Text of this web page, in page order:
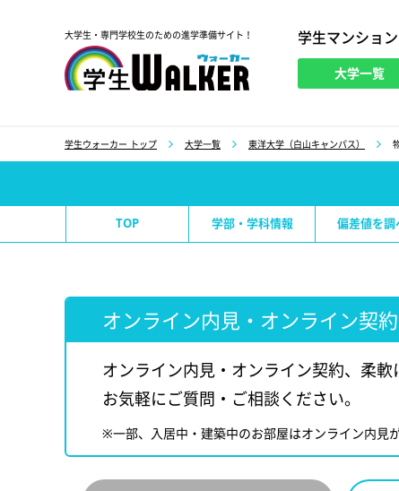
大学生・専門学校生のための進学準備サイト！ 学生マンショ
大学一覧
学生ウォーカー トップ 大学一覧 東洋大学（白山キャンパス）
TOP 学部・学科情報 偏差値を調
オンライン内見・オンライン契
オンライン内見・オンライン契約、柔軟
お気軽にご質問・ご相談ください。
※一部、入居中・建築中のお部屋はオンライン内見